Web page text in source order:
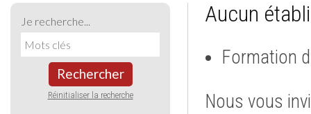
Je recherche...
Rechercher
Réinitialiser la recherche
Aucun
Formation
Nous vous